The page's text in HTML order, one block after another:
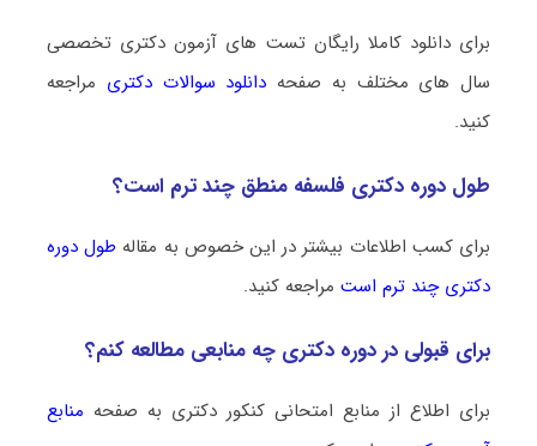
برای دانلود کاملا رایگان تست های آزمون دکتری تخصصی
سال های مختلف به صفحه دانلود سوالات دکتری مراجعه
کنید.
طول دوره دکتری فلسفه منطق چند ترم است؟
برای کسب اطلاعات بیشتر در این خصوص به مقاله طول دوره
دکتری چند ترم استمراجعه کنید.
برای قبولی در دوره دکتری چه منابعی مطالعه کنم؟
برای اطلاع از منابع امتحانی کنکور دکتری به صفحه منابع